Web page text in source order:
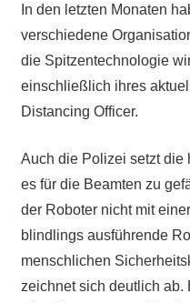
In den letzten Monaten
verschiedene
die Spitzentechnologie
einschließlich ihres
Distancing Officer.
Auch die Polizei setzt die
es für die Beamten zu
der Roboter nicht mit
blindlings ausführende
menschlichen
zeichnet sich deutlich ab.